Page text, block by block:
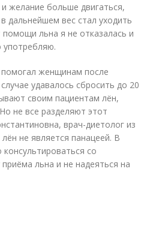
желание больше двигаться,
дальнейшем вес стал уходить
льна я не отказалась и
употребляю.
женщинам после
удавалось сбросить до 20
своим пациентам лён,
не все разделяют этот
врач-диетолог из
не является панацеей. В
со
льна и не надеяться на